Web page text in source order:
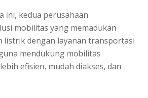
ini, kedua perusahaan
mobilitas yang memadukan
listrik dengan layanan transportasi
mendukung mobilitas
efisien, mudah diakses, dan